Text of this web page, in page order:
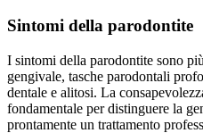
Sintomi della parodontite
I sintomi della parodontite sono
gengivale, tasche parodontali
dentale e alitosi. La
fondamentale per distinguere la
prontamente un trattamento